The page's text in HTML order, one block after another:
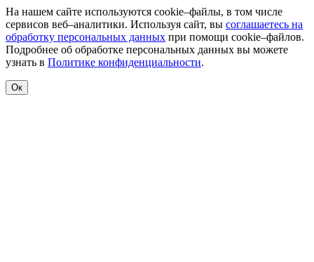
На нашем сайте используются cookie–файлы, в том числе
сервисов веб–аналитики. Используя сайт, вы соглашаетесь на
обработку персональных данных при помощи cookie–файлов.
Подробнее об обработке персональных данных вы можете
узнать в Политике конфиденциальности.
Ок